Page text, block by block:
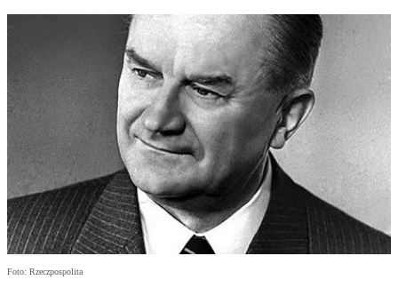
Foto: Rzeczpospolita